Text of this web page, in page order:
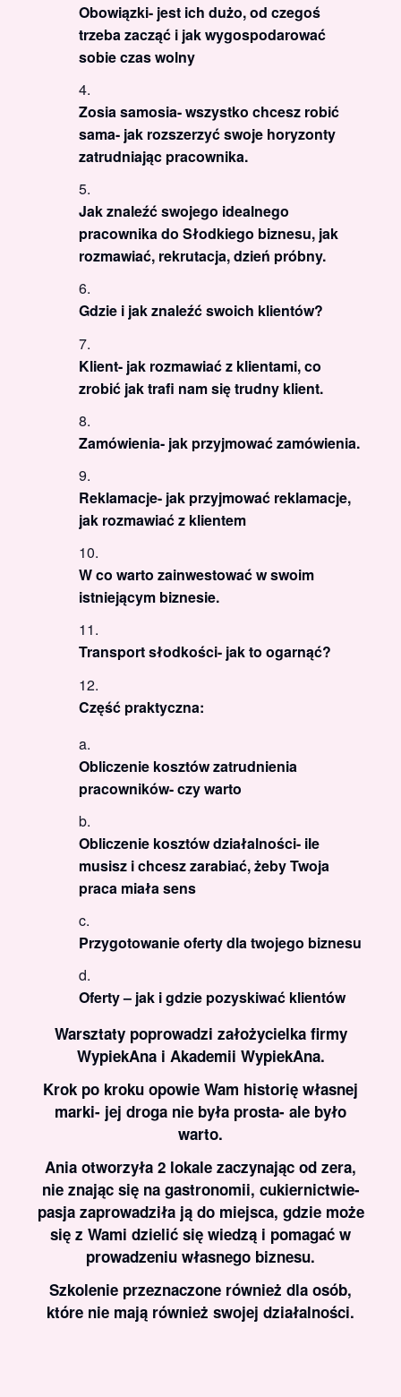
Obowiązki- jest ich dużo, od czegoś
trzeba zacząć i jak wygospodarować
sobie czas wolny
Zosia samosia- wszystko chcesz robić
sama- jak rozszerzyć swoje horyzonty
zatrudniając pracownika.
Jak znaleźć swojego idealnego
pracownika do Słodkiego biznesu, jak
rozmawiać, rekrutacja, dzień próbny.
Gdzie i jak znaleźć swoich klientów?
Klient- jak rozmawiać z klientami, co
zrobić jak trafi nam się trudny klient.
Zamówienia- jak przyjmować zamówienia.
Reklamacje- jak przyjmować reklamacje,
jak rozmawiać z klientem
W co warto zainwestować w swoim
istniejącym biznesie.
Transport słodkości- jak to ogarnąć?
Część praktyczna:
Obliczenie kosztów zatrudnienia
pracowników- czy warto
Obliczenie kosztów działalności- ile
musisz i chcesz zarabiać, żeby Twoja
praca miała sens
Przygotowanie oferty dla twojego biznesu
Oferty – jak i gdzie pozyskiwać klientów
Warsztaty poprowadzi założycielka firmy
WypiekAna i Akademii WypiekAna.
Krok po kroku opowie Wam historię własnej
marki- jej droga nie była prosta- ale było
warto.
Ania otworzyła 2 lokale zaczynając od zera,
nie znając się na gastronomii, cukiernictwie-
pasja zaprowadziła ją do miejsca, gdzie może
się z Wami dzielić się wiedzą i pomagać w
prowadzeniu własnego biznesu.
Szkolenie przeznaczone również dla osób,
które nie mają również swojej działalności.